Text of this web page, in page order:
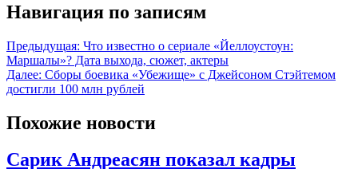
Навигация по записям
Предыдущая: Что известно о сериале «Йеллоустоун:
Маршалы»? Дата выхода, сюжет, актеры
Далее: Сборы боевика «Убежище» с Джейсоном Стэйтемом
достигли 100 млн рублей
Похожие новости
Сарик Андреасян показал кадры